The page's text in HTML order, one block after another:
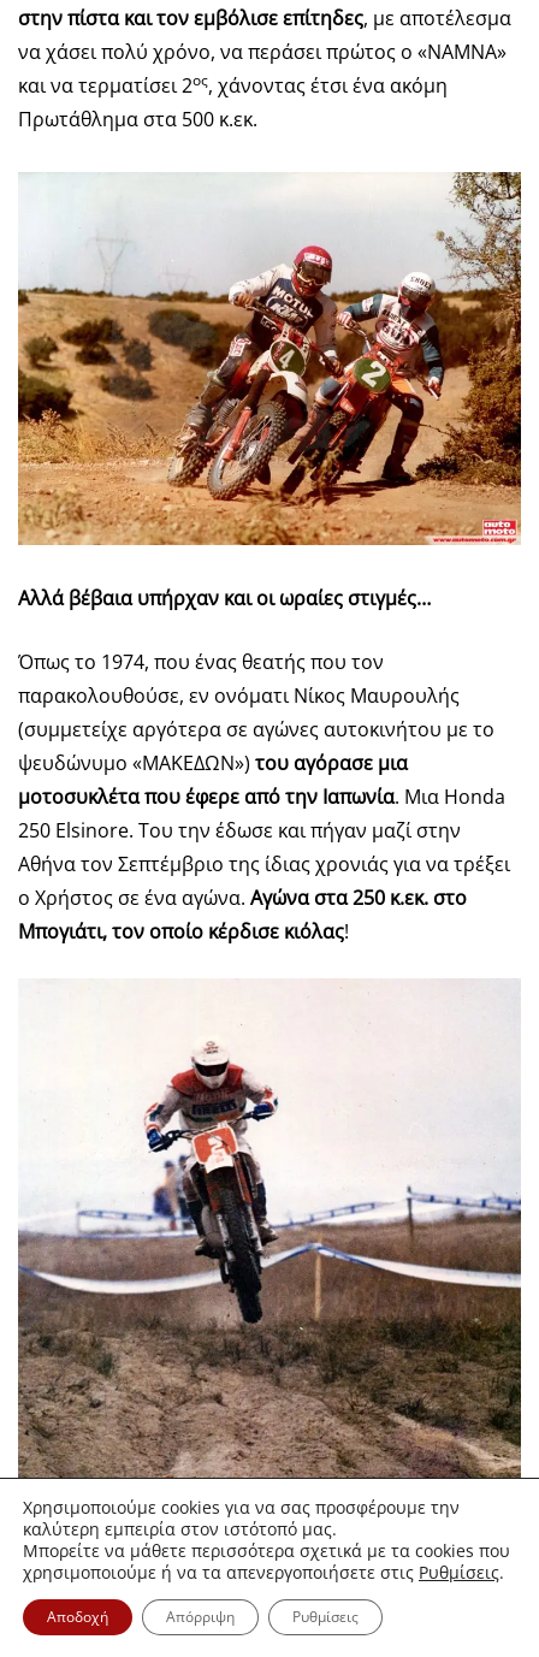
στην πίστα και τον εμβόλισε επίτηδες, με αποτέλεσμα
να χάσει πολύ χρόνο, να περάσει πρώτος ο «ΝΑΜΝΑ»
και να τερματίσει 2ος, χάνοντας έτσι ένα ακόμη
Πρωτάθλημα στα 500 κ.εκ.
Αλλά βέβαια υπήρχαν και οι ωραίες στιγμές…
Όπως το 1974, που ένας θεατής που τον
παρακολουθούσε, εν ονόματι Νίκος Μαυρουλής
(συμμετείχε αργότερα σε αγώνες αυτοκινήτου με το
ψευδώνυμο «ΜΑΚΕΔΩΝ») του αγόρασε μια
μοτοσυκλέτα που έφερε από την Ιαπωνία. Μια Honda
250 Elsinore. Του την έδωσε και πήγαν μαζί στην
Αθήνα τον Σεπτέμβριο της ίδιας χρονιάς για να τρέξει
ο Χρήστος σε ένα αγώνα. Αγώνα στα 250 κ.εκ. στο
Μπογιάτι, τον οποίο κέρδισε κιόλας!
Χρησιμοποιούμε cookies για να σας προσφέρουμε την
καλύτερη εμπειρία στον ιστότοπό μας.
Μπορείτε να μάθετε περισσότερα σχετικά με τα cookies που
χρησιμοποιούμε ή να τα απενεργοποιήσετε στις Ρυθμίσεις.
Αποδοχή Απόρριψη Ρυθμίσεις